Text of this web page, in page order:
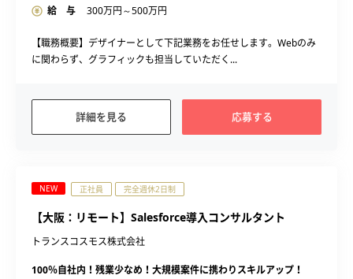
給 与
300万円～500万円
【職務概要】デザイナーとして下記業務をお任せします。Webのみ
に関わらず、グラフィックも担当していただく...
詳細を見る 応募する
NEW 正社員 完全週休2日制
【大阪：リモート】Salesforce導入コンサルタント
トランスコスモス株式会社
100％自社内！残業少なめ！大規模案件に携わりスキルアップ！